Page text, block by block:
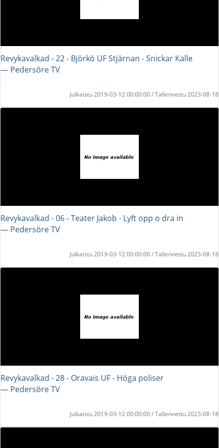
Revykavalkad - 22 - Björkö UF Stjärnan - Snickar Kalle
― Pedersöre TV
Julkaistu 2019-03-12 00:00:00 / Tallennettu 2023-08-18
Revykavalkad - 06 - Teater Jakob - Lyft opp o dra in
― Pedersöre TV
Julkaistu 2019-03-12 00:00:00 / Tallennettu 2023-08-18
Revykavalkad - 28 - Oravais UF - Höga poliser
― Pedersöre TV
Julkaistu 2019-03-12 00:00:00 / Tallennettu 2023-08-18